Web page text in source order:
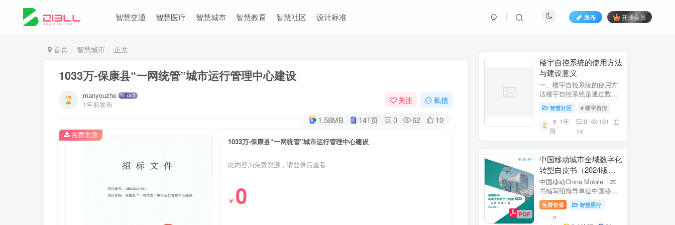
智慧交通 智慧医疗 智慧城市 智慧教育 智慧社区 设计标准 发布 开通会员
首页 智慧城市 正文
1033万-保康县“一网统管”城市运行管理中心建设
manyouzhe
1年前发布
关注 私信
1.58MB 141页 0 62 10
1033万-保康县“一网统管”城市运行管理中心建设
此内容为免费资源，请登录后查看
￥ 0
免费资源
​​楼宇自控系统的使用方法
与建设意义​
一、楼宇自控系统的使用方
法​​楼宇自控系统是通过数字
化、自动化技术对建筑内机
电设备（如暖通空调、照
明、电梯、给排水等）进行
集中监控、管理和优化运行
智慧社区 # 楼宇自控
1年
前
0
191
14
中国移动城市全域数字化
转型白皮书（2024版）-
医疗保障分册
中国移动China Mobile「本
书编写组指导单位中国移动
集团公司政企事业部编写单
位中移系统集成有限公司主
编李双佶、丁静、杨勇、赵
免费资源 智慧医疗